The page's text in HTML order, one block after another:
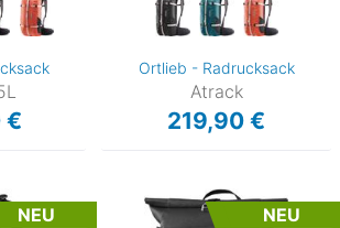
€
Ortlieb - Radrucksack
Atrack
219,90 €
NEU NEU